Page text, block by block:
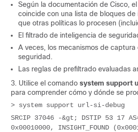
Según la documentación de Cisco,
coincide con una lista de bloques
que otras políticas lo procesen
El filtrado de inteligencia de
A veces, los mecanismos de
seguridad.
Las reglas de prefiltrado evaluadas
3. Utilice el comando system support
para comprender cómo y dónde se
> system support url-si-debug
SRCIP 37046 -&gt; DSTIP 53 17
0x00010000, INSIGHT_FOUND